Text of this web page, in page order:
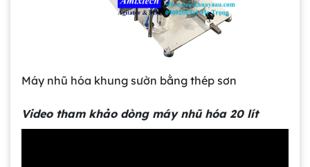
Máy nhũ hóa khung sườn bằng thép sơn
Video tham khảo dòng máy nhũ hóa 20 lít